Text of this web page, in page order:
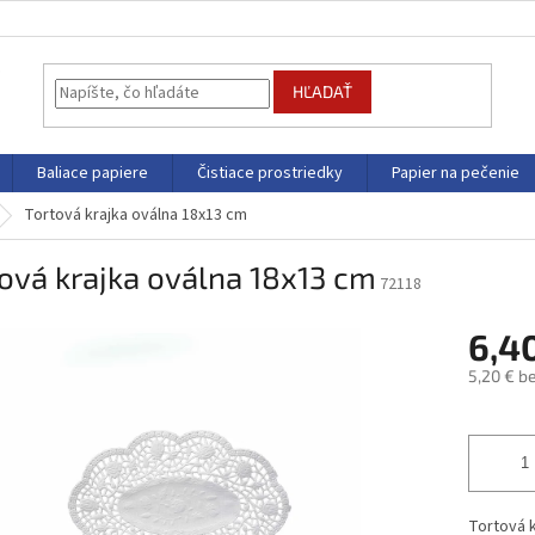
HĽADAŤ
Baliace papiere Čistiace prostriedky Papier na pečenie
Tortová krajka oválna 18x13 cm
krajka oválna 18x13 cm 72118
5,20 €
cena: